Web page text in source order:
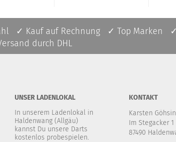
✓ Kauf auf Rechnung ✓ Top Marken
durch DHL
UNSER LADENLOKAL
In unserem Ladenlokal in
Haldenwang (Allgäu)
kannst Du unsere Darts
kostenlos probespielen.
KONTAKT
Karsten
Im Stegacker 1
87490